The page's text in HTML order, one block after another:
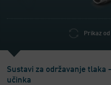
Prikaz
Sustavi za održavanje tlaka
učinka